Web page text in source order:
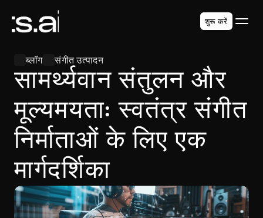
ब्लॉग संगीत उत्पादन
सामर्थ्यवान संतुलन और
मूल्यमयता: स्वतंत्र संगीत
निर्माताओं के लिए एक
मार्गदर्शिका
शुरू करें